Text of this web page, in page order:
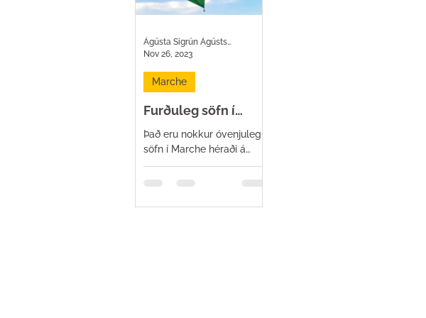
Furðuleg söfn í
Marche
Það eru nokkur óvenjuleg
söfn í Marche héraði á
Ítalíu. Þeir Markverjar veita
hugmyndaauðginni við að
Marche
Ágústa Sigrún Ágústsdóttir
Nov 26, 2023